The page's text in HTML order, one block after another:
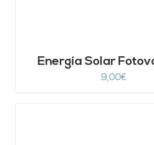
Energía Solar
9,00€